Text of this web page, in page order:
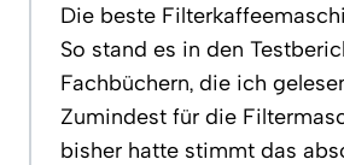
Die beste
So stand es in den
Fachbüchern, die ich
Zumindest für die
bisher hatte stimmt das